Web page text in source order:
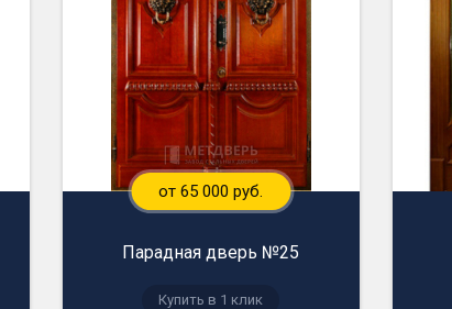
от 65 000 руб.
Парадная дверь №25
Купить в 1 клик